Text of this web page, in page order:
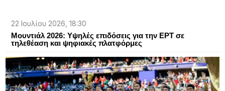
22 Ιουλίου 2026, 18:30
Μουντιάλ 2026: Υψηλές επιδόσεις για την ΕΡΤ σε
τηλεθέαση και ψηφιακές πλατφόρμες